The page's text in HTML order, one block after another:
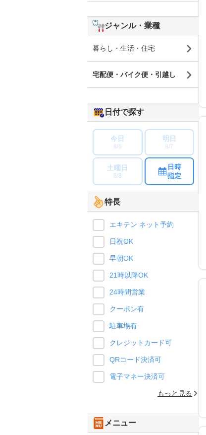
ジャンル・業種
暮らし・生活・住宅
宅配便・バイク便・引越し
日付で探す
今日
8/6
明日
8/7
土曜日
8/8
日時
指定
特長
エキテン ネット予約
日祝OK
早朝OK
21時以降OK
24時間営業
クーポン有
駐車場有
クレジットカード可
QRコード決済可
電子マネー決済可
もっと見る
メニュー